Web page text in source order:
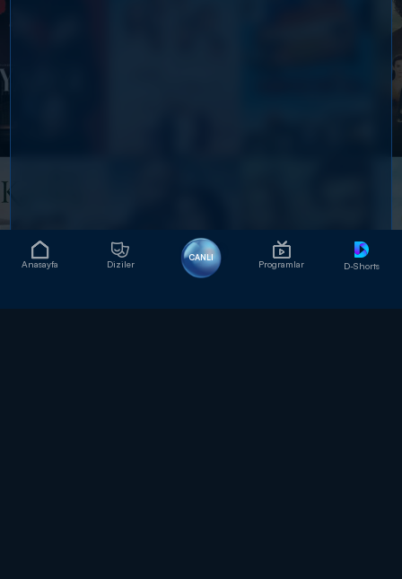
Anasayfa Diziler
CANLI
Programlar D-Shorts